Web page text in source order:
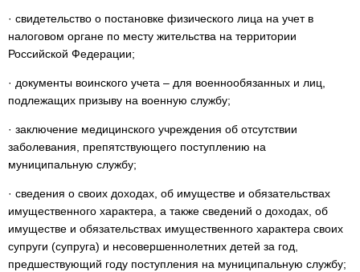
· свидетельство о постановке физического лица на учет в
налоговом органе по месту жительства на территории
Российской Федерации;
· документы воинского учета – для военнообязанных и лиц,
подлежащих призыву на военную службу;
· заключение медицинского учреждения об отсутствии
заболевания, препятствующего поступлению на
муниципальную службу;
· сведения о своих доходах, об имуществе и обязательствах
имущественного характера, а также сведений о доходах, об
имуществе и обязательствах имущественного характера своих
супруги (супруга) и несовершеннолетних детей за год,
предшествующий году поступления на муниципальную службу;